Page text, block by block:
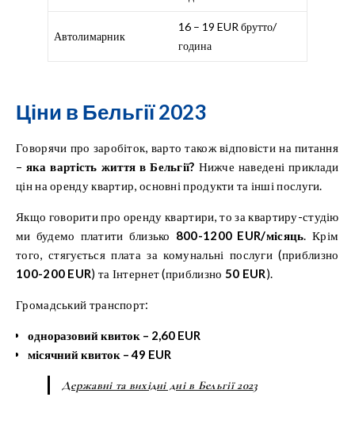
Автолимарник
16 – 19 EUR брутто/
година
Ціни в Бельгії 2023
Говорячи про заробіток, варто також відповісти на питання
– яка вартість життя в Бельгії? Нижче наведені приклади
цін на оренду квартир, основні продукти та інші послуги.
Якщо говорити про оренду квартири, то за квартиру-студію
ми будемо платити близько 800-1200 EUR/місяць. Крім
того, стягується плата за комунальні послуги (приблизно
100-200 EUR) та Інтернет (приблизно 50 EUR).
Громадський транспорт:
одноразовий квиток – 2,60 EUR
місячний квиток – 49 EUR
Державні та вихідні дні в Бельгії 2023